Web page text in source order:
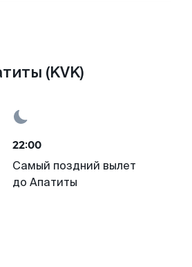
(KVK)
22:00
Самый поздний вылет
до Апатиты